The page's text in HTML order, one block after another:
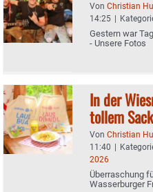
Von Christian
14:25 |
Gestern war
- Unsere Fotos
In der
tollem
Von Christian
11:40 |
2026
Überraschung
Wasserburger